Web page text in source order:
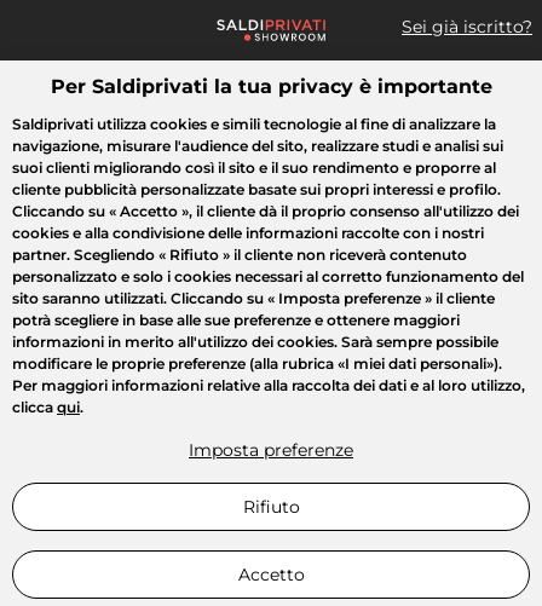
Sei già iscritto?
Cosa cerchi?
Tutte le vendite Moda Casa Bellezza Elettrodomestici
Per Saldiprivati la tua privacy è importante
Saldiprivati utilizza cookies e simili tecnologie al fine di analizzare la
navigazione, misurare l'audience del sito, realizzare studi e analisi sui
suoi clienti migliorando così il sito e il suo rendimento e proporre al
cliente pubblicità personalizzate basate sui propri interessi e profilo.
Cliccando su « Accetto », il cliente dà il proprio consenso all'utilizzo dei
cookies e alla condivisione delle informazioni raccolte con i nostri
partner. Scegliendo « Rifiuto » il cliente non riceverà contenuto
personalizzato e solo i cookies necessari al corretto funzionamento del
sito saranno utilizzati. Cliccando su « Imposta preferenze » il cliente
potrà scegliere in base alle sue preferenze e ottenere maggiori
informazioni in merito all'utilizzo dei cookies. Sarà sempre possibile
modificare le proprie preferenze (alla rubrica «I miei dati personali»).
Per maggiori informazioni relative alla raccolta dei dati e al loro utilizzo,
clicca qui.
Imposta preferenze
Rifiuto
Accetto